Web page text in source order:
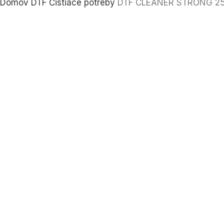
Domov DTF Čistiace potreby DTF CLEANER STRONG